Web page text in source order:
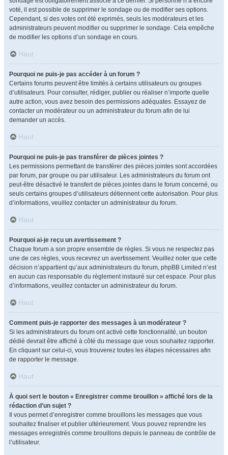
voté, il est possible de supprimer le sondage ou de modifier ses options.
Cependant, si des votes ont été exprimés, seuls les modérateurs et les
administrateurs peuvent modifier ou supprimer le sondage. Cela empêche
de modifier les options d’un sondage en cours.
Haut
Pourquoi ne puis-je pas accéder à un forum ?
Certains forums peuvent être limités à certains utilisateurs ou groupes
d’utilisateurs. Pour consulter, rédiger, publier ou réaliser n’importe quelle
autre action, vous avez besoin des permissions adéquates. Essayez de
contacter un modérateur ou un administrateur du forum afin de lui
demander un accès.
Haut
Pourquoi ne puis-je pas transférer de pièces jointes ?
Les permissions permettant de transférer des pièces jointes sont accordées
par forum, par groupe ou par utilisateur. Les administrateurs du forum ont
peut-être désactivé le transfert de pièces jointes dans le forum concerné, ou
seuls certains groupes d’utilisateurs détiennent cette autorisation. Pour plus
d’informations, veuillez contacter un administrateur du forum.
Haut
Pourquoi ai-je reçu un avertissement ?
Chaque forum a son propre ensemble de règles. Si vous ne respectez pas
une de ces règles, vous recevrez un avertissement. Veuillez noter que cette
décision n’appartient qu’aux administrateurs du forum, phpBB Limited n’est
en aucun cas responsable du règlement instauré sur cet espace. Pour plus
d’informations, veuillez contacter un administrateur du forum.
Haut
Comment puis-je rapporter des messages à un modérateur ?
Si les administrateurs du forum ont activé cette fonctionnalité, un bouton
dédié devrait être affiché à côté du message que vous souhaitez rapporter.
En cliquant sur celui-ci, vous trouverez toutes les étapes nécessaires afin
de rapporter le message.
Haut
À quoi sert le bouton « Enregistrer comme brouillon » affiché lors de la
rédaction d’un sujet ?
Il vous permet d’enregistrer comme brouillons les messages que vous
souhaitez finaliser et publier ultérieurement. Vous pouvez reprendre les
messages enregistrés comme brouillons depuis le panneau de contrôle de
l’utilisateur.